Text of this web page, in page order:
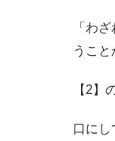
「わ
うこと
【2】
口にし